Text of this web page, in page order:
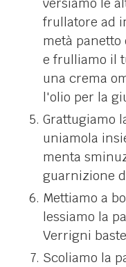
versiamo le
frullatore ad
metà panetto
e frulliamo il
una crema
l'olio per la
Grattugiamo
uniamola
menta
guarnizione
Mettiamo a
lessiamo la
Verrigni
Scoliamo la